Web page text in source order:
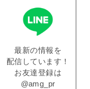
最新の情報を
配信しています！
お友達登録は
@amg_pr